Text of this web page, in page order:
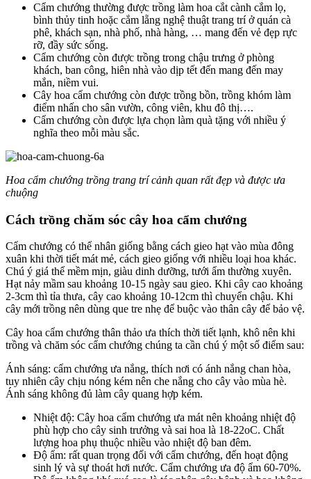
Cẩm chướng thường được trồng làm hoa cắt cành cắm lọ,
bình thủy tinh hoặc cắm lẵng nghệ thuật trang trí ở quán cà
phê, khách sạn, nhà phố, nhà hàng, … mang đến vẻ đẹp rực
rỡ, đầy sức sống.
Cẩm chướng còn được trồng trong chậu trưng ở phòng
khách, ban công, hiên nhà vào dịp tết đến mang đến may
mắn, niềm vui.
Cây hoa cẩm chướng còn được trồng bồn, trồng khóm làm
điểm nhấn cho sân vườn, công viên, khu đô thị….
Cẩm chướng còn được lựa chọn làm quà tặng với nhiều ý
nghĩa theo mỗi màu sắc.
Hoa cẩm chướng trồng trang trí cảnh quan rất đẹp và được ưa
chuộng
Cách trồng chăm sóc cây hoa cẩm chướng
Cẩm chướng có thể nhân giống bằng cách gieo hạt vào mùa đông
xuân khi thời tiết mát mẻ, cách gieo giống với nhiều loại hoa khác.
Chú ý giá thể mềm mịn, giàu dinh dưỡng, tưới ẩm thường xuyên.
Hạt nảy mầm sau khoảng 10-15 ngày sau gieo. Khi cây cao khoảng
2-3cm thì tỉa thưa, cây cao khoảng 10-12cm thì chuyển chậu. Khi
cây mới trồng nên dùng que tre nhẹ để buộc vào thân cây để bảo vệ.
Cây hoa cẩm chướng thân thảo ưa thích thời tiết lạnh, khô nên khi
trồng và chăm sóc cẩm chướng chúng ta cần chú ý một số điểm sau:
Ánh sáng: cẩm chướng ưa nắng, thích nơi có ánh nắng chan hòa,
tuy nhiên cây chịu nóng kém nên che nắng cho cây vào mùa hè.
Ánh sáng không đủ làm cây quang hợp kém.
Nhiệt độ: Cây hoa cẩm chướng ưa mát nên khoảng nhiệt độ
phù hợp cho cây sinh trưởng và sai hoa là 18-22oC. Chất
lượng hoa phụ thuộc nhiều vào nhiệt độ ban đêm.
Độ ẩm: rất quan trọng đối với cẩm chướng, đến hoạt động
sinh lý và sự thoát hơi nước. Cẩm chướng ưa độ ẩm 60-70%.